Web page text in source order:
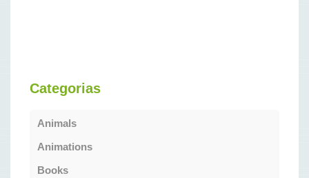
Categorias
Animals
Animations
Books